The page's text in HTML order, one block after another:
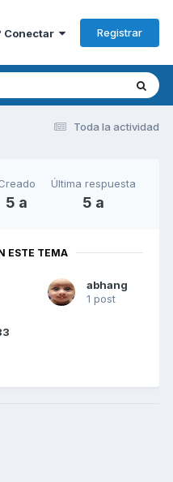
Conectar Registrar
Toda la actividad
5 a
Última respuesta
5 a
ESTE TEMA
abhang
1 post